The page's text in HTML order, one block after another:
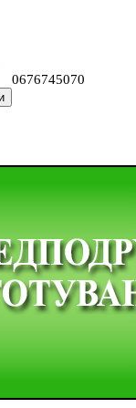
0676745070